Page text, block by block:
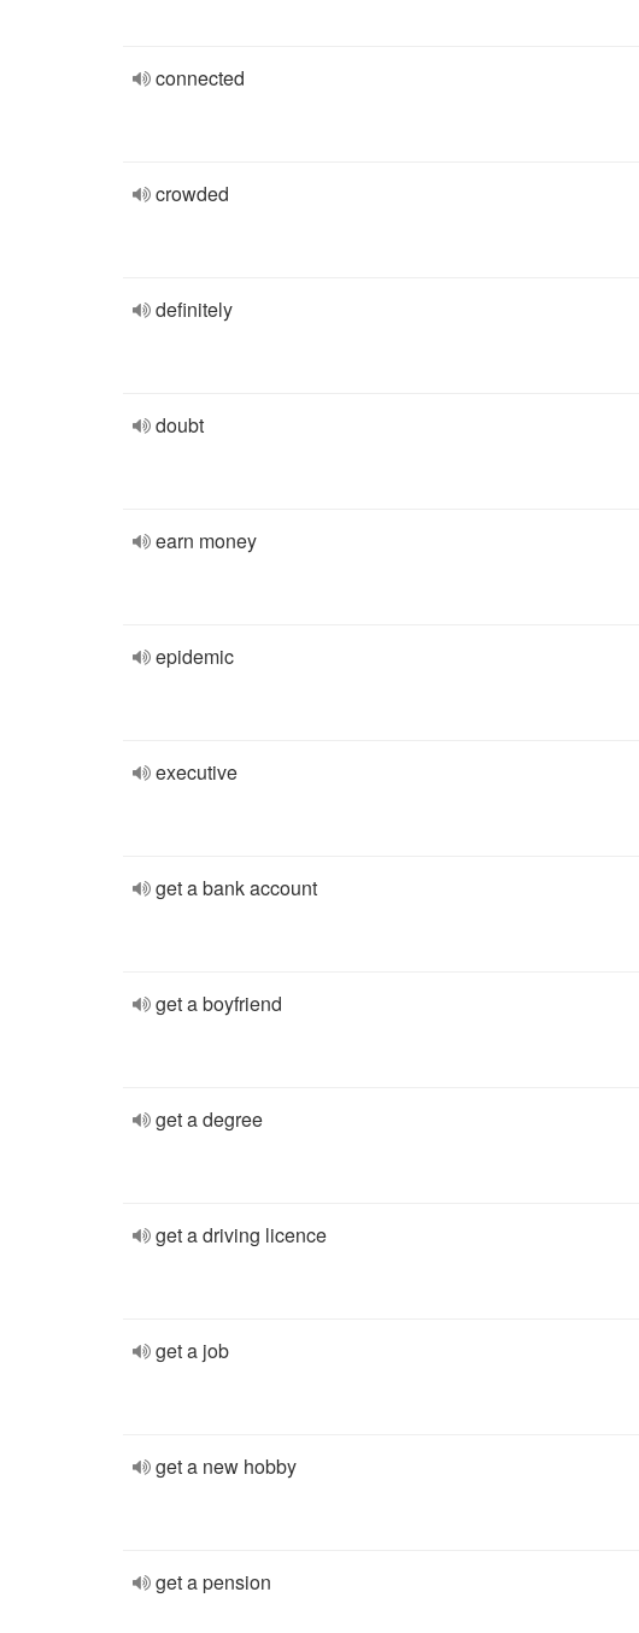
connected
crowded
definitely
doubt
earn money
epidemic
executive
get a bank account
get a boyfriend
get a degree
get a driving licence
get a job
get a new hobby
get a pension